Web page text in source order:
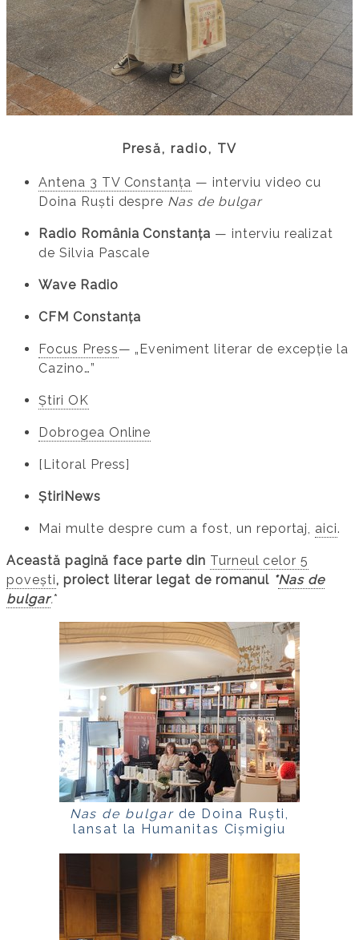
Presă, radio, TV
Antena 3 TV Constanța — interviu video cu
Doina Ruști despre Nas de bulgar
Radio România Constanța — interviu realizat
de Silvia Pascale
Wave Radio
CFM Constanța
Focus Press​— „Eveniment literar de excepție la
Cazino…”
Știri OK
Dobrogea Online
[Litoral Press]
ȘtiriNews
Mai multe despre cum a fost, un reportaj, aici.
Această pagină face parte din Turneul celor 5
povești, proiect literar legat de romanul *Nas de
bulgar.*
Nas de bulgarde Doina Ruști,
lansat la Humanitas Cișmigiu